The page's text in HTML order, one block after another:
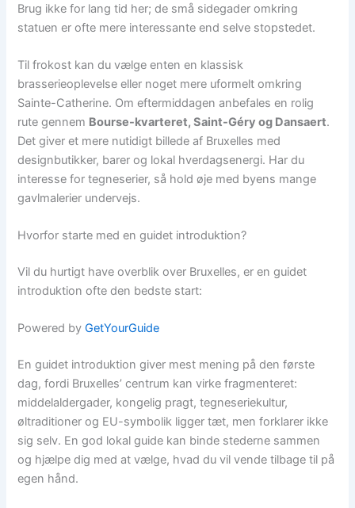
Brug ikke for lang tid her; de små sidegader omkring
statuen er ofte mere interessante end selve stopstedet.
Til frokost kan du vælge enten en klassisk
brasserieoplevelse eller noget mere uformelt omkring
Sainte-Catherine. Om eftermiddagen anbefales en rolig
rute gennem Bourse-kvarteret, Saint-Géry og Dansaert.
Det giver et mere nutidigt billede af Bruxelles med
designbutikker, barer og lokal hverdagsenergi. Har du
interesse for tegneserier, så hold øje med byens mange
gavlmalerier undervejs.
Hvorfor starte med en guidet introduktion?
Vil du hurtigt have overblik over Bruxelles, er en guidet
introduktion ofte den bedste start:
Powered byGetYourGuide
En guidet introduktion giver mest mening på den første
dag, fordi Bruxelles’ centrum kan virke fragmenteret:
middelaldergader, kongelig pragt, tegneseriekultur,
øltraditioner og EU-symbolik ligger tæt, men forklarer ikke
sig selv. En god lokal guide kan binde stederne sammen
og hjælpe dig med at vælge, hvad du vil vende tilbage til på
egen hånd.